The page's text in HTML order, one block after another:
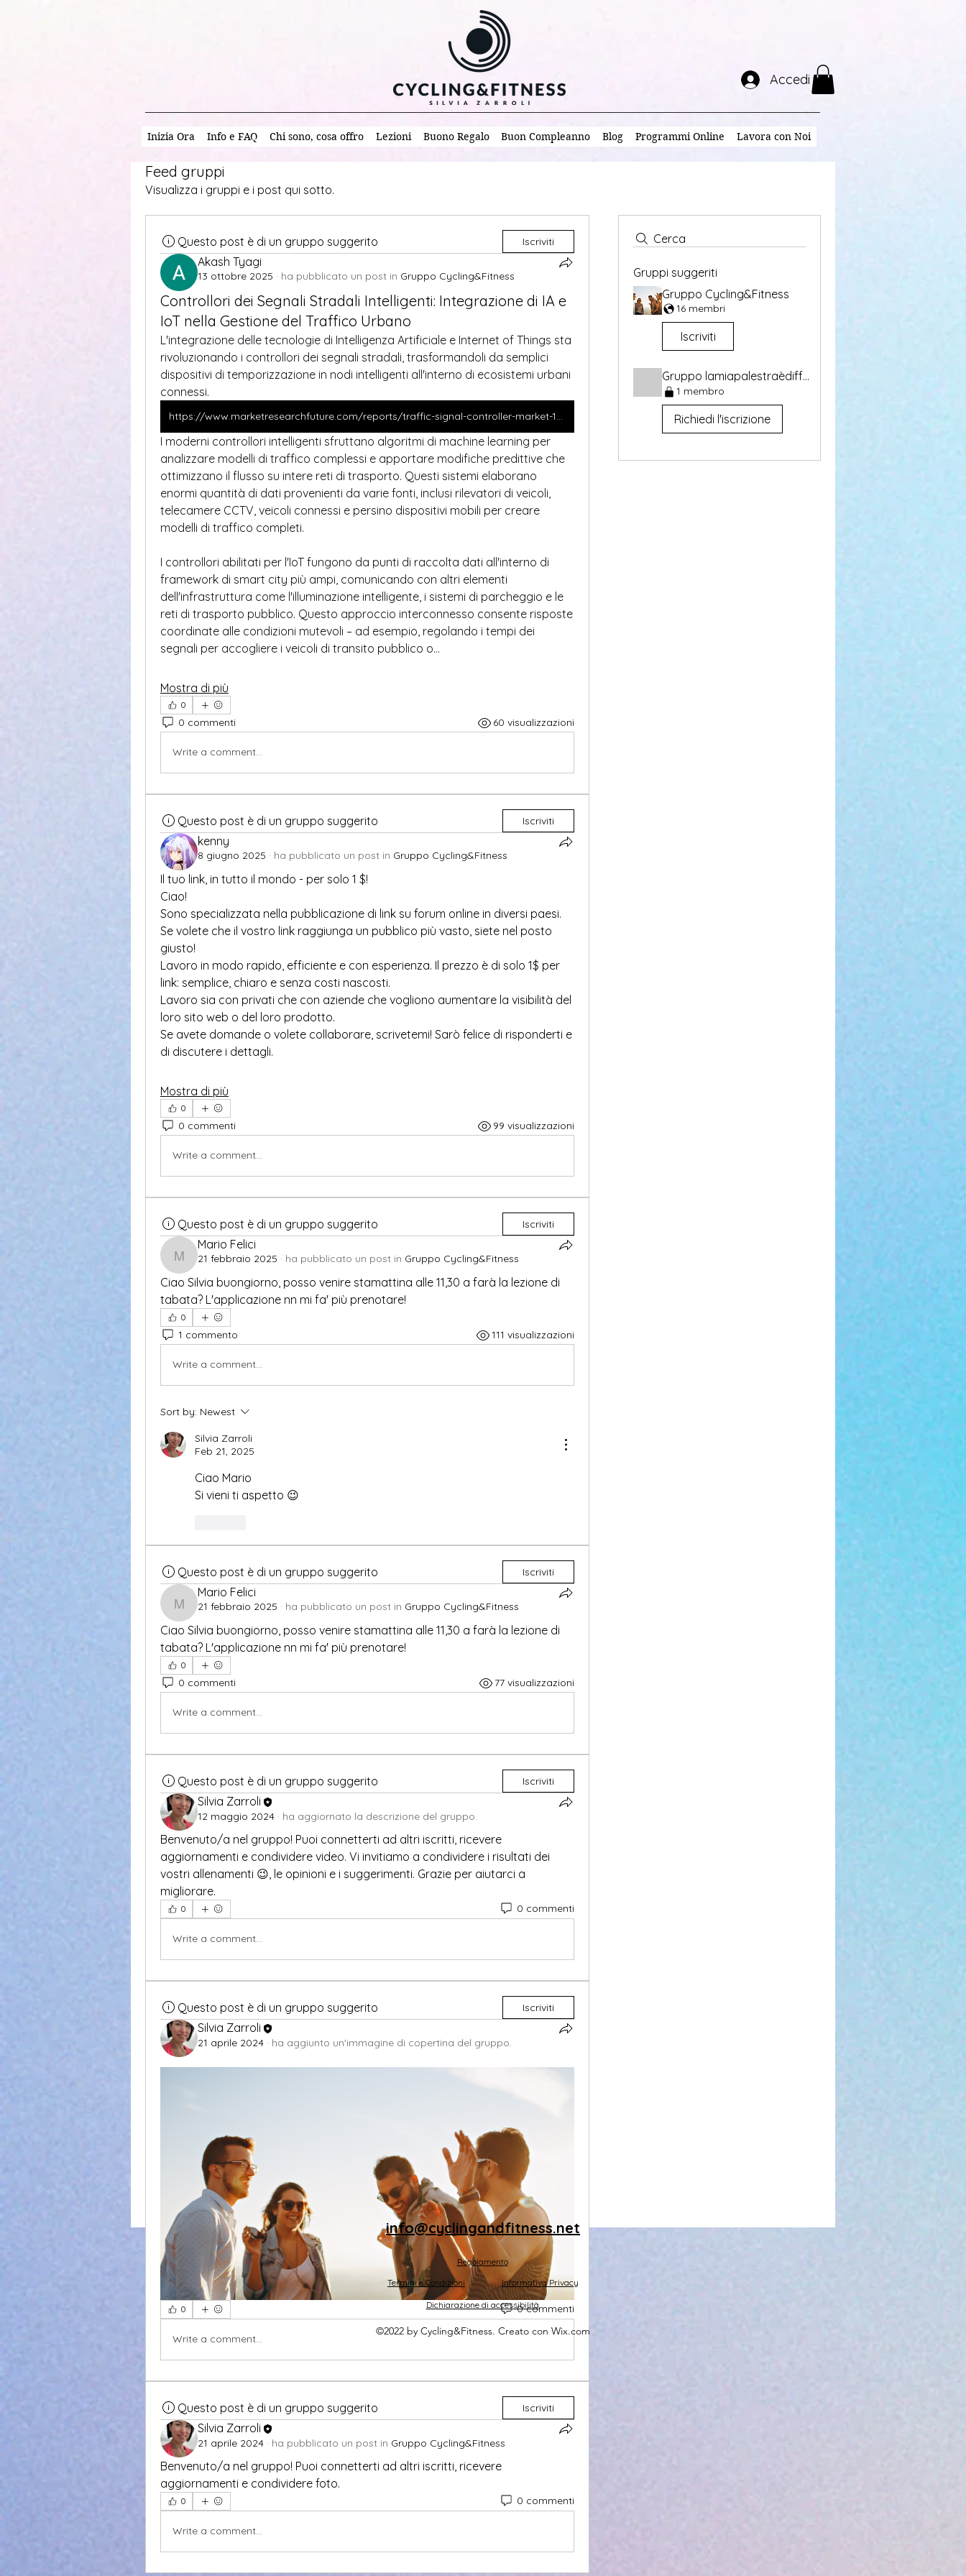
Accedi
Inizia Ora Info e FAQ Chi sono, cosa offro Lezioni Buono Regalo Buon Compleanno Blog Programmi Online Lavora con Noi
Feed gruppi
Visualizza i gruppi e i post qui sotto.
Cerca
Gruppi suggeriti
Gruppo Cycling&Fitness
16 membri
Iscriviti
Gruppo lamiapalestraèdifferente
1 membro
Richiedi l'iscrizione
Questo post è di un gruppo suggerito Iscriviti
Akash Tyagi
13 ottobre 2025 · ha pubblicato un post in Gruppo Cycling&Fitness
Controllori dei Segnali Stradali Intelligenti: Integrazione di IA e
IoT nella Gestione del Traffico Urbano
L'integrazione delle tecnologie di Intelligenza Artificiale e Internet of Things sta
rivoluzionando i controllori dei segnali stradali, trasformandoli da semplici
dispositivi di temporizzazione in nodi intelligenti all'interno di ecosistemi urbani
connessi.
https://www.marketresearchfuture.com/reports/traffic-signal-controller-market-12000
I moderni controllori intelligenti sfruttano algoritmi di machine learning per
analizzare modelli di traffico complessi e apportare modifiche predittive che
ottimizzano il flusso su intere reti di trasporto. Questi sistemi elaborano
enormi quantità di dati provenienti da varie fonti, inclusi rilevatori di veicoli,
telecamere CCTV, veicoli connessi e persino dispositivi mobili per creare
modelli di traffico completi.
I controllori abilitati per l'IoT fungono da punti di raccolta dati all'interno di
framework di smart city più ampi, comunicando con altri elementi
dell'infrastruttura come l'illuminazione intelligente, i sistemi di parcheggio e le
reti di trasporto pubblico. Questo approccio interconnesso consente risposte
coordinate alle condizioni mutevoli – ad esempio, regolando i tempi dei
segnali per accogliere i veicoli di transito pubblico o…
Mostra di più
0
0 commenti 60 visualizzazioni
Write a comment...
Questo post è di un gruppo suggerito Iscriviti
kenny
8 giugno 2025 · ha pubblicato un post in Gruppo Cycling&Fitness
Il tuo link, in tutto il mondo - per solo 1 $!
Ciao!
Sono specializzata nella pubblicazione di link su forum online in diversi paesi.
Se volete che il vostro link raggiunga un pubblico più vasto, siete nel posto
giusto!
Lavoro in modo rapido, efficiente e con esperienza. Il prezzo è di solo 1$ per
link: semplice, chiaro e senza costi nascosti.
Lavoro sia con privati che con aziende che vogliono aumentare la visibilità del
loro sito web o del loro prodotto.
Se avete domande o volete collaborare, scrivetemi! Sarò felice di risponderti e
di discutere i dettagli.
Mostra di più
0
0 commenti 99 visualizzazioni
Write a comment...
Questo post è di un gruppo suggerito Iscriviti
Mario Felici
Mario Felici
21 febbraio 2025 · ha pubblicato un post in Gruppo Cycling&Fitness
Ciao Silvia buongiorno, posso venire stamattina alle 11,30 a farà la lezione di
tabata? L'applicazione nn mi fa' più prenotare!
0
1 commento 111 visualizzazioni
Write a comment...
Sort by: Newest
Silvia Zarroli
Feb 21, 2025
Ciao Mario
Si vieni ti aspetto 😉
Questo post è di un gruppo suggerito Iscriviti
Mario Felici
Mario Felici
21 febbraio 2025 · ha pubblicato un post in Gruppo Cycling&Fitness
Ciao Silvia buongiorno, posso venire stamattina alle 11,30 a farà la lezione di
tabata? L'applicazione nn mi fa' più prenotare!
0
0 commenti 77 visualizzazioni
Write a comment...
Questo post è di un gruppo suggerito Iscriviti
Silvia Zarroli
12 maggio 2024 · ha aggiornato la descrizione del gruppo.
Benvenuto/a nel gruppo! Puoi connetterti ad altri iscritti, ricevere
aggiornamenti e condividere video. Vi invitiamo a condividere i risultati dei
vostri allenamenti 😉, le opinioni e i suggerimenti. Grazie per aiutarci a
migliorare.
0 0 commenti
Write a comment...
Questo post è di un gruppo suggerito Iscriviti
Silvia Zarroli
21 aprile 2024 · ha aggiunto un'immagine di copertina del gruppo.
0 0 commenti
Write a comment...
Questo post è di un gruppo suggerito Iscriviti
Silvia Zarroli
21 aprile 2024 · ha pubblicato un post in Gruppo Cycling&Fitness
Benvenuto/a nel gruppo! Puoi connetterti ad altri iscritti, ricevere
aggiornamenti e condividere foto.
0 0 commenti
Write a comment...
info@cyclingandfitness.net
Regolamento
Termini e Condizioni
Informativa Privacy
Dichiarazione di accessibilità
©2022 by Cycling&Fitness. Creato con Wix.com